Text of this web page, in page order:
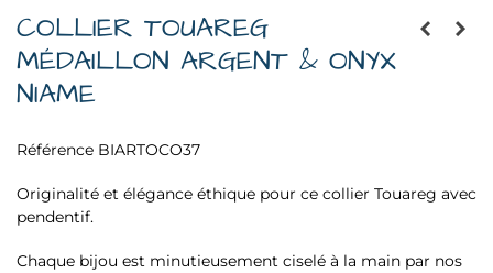
COLLIER TOUAREG
MÉDAILLON ARGENT & ONYX
NIAME
Référence BIARTOCO37
Originalité et élégance éthique pour ce collier Touareg avec
pendentif.
Chaque bijou est minutieusement ciselé à la main par nos